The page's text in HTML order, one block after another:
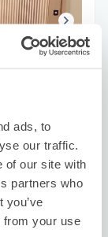
ads, to
our traffic.
of our site with
partners who
you’ve
from your use
8/14 金 8/15土